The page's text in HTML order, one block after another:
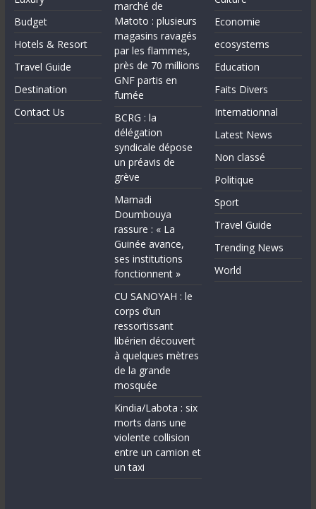
Budget
Hotels & Resort
Travel Guide
Destination
Contact Us
marché de
Matoto : plusieurs
magasins ravagés
par les flammes,
près de 70 millions
GNF partis en
fumée
BCRG : la
délégation
syndicale dépose
un préavis de
grève
Mamadi
Doumbouya
rassure : « La
Guinée avance,
ses institutions
fonctionnent »
CU SANOYAH : le
corps d’un
ressortissant
libérien découvert
à quelques mètres
de la grande
mosquée
Kindia/Labota : six
morts dans une
violente collision
entre un camion et
un taxi
Economie
ecosystems
Education
Faits Divers
Internationnal
Latest News
Non classé
Politique
Sport
Travel Guide
Trending News
World